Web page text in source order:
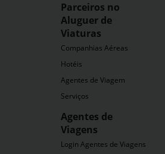
Parceiros no
Aluguer de
Viaturas
Companhias Aéreas
Hotéis
Agentes de Viagem
Serviços
Agentes de
Viagens
Login Agentes de Viagens